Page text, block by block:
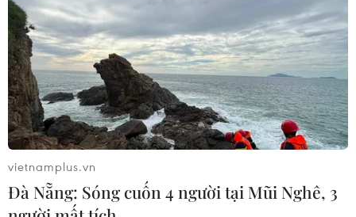
vietnamplus.vn
Đà Nẵng: Sóng cuốn 4 người tại Mũi Nghê, 3